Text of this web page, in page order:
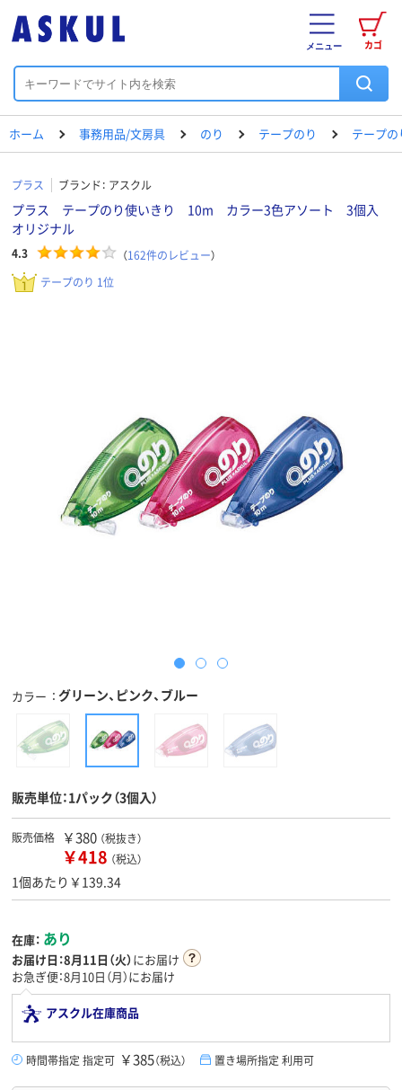
カゴ
メニュー
ホーム 事務用品/文房具 のり テープのり テープの
プラス ブランド： アスクル
プラス テープのり使いきり 10m カラー3色アソート 3個入
オリジナル
4.3 （162件のレビュー）
テープのり 1位
カラー グリーン、ピンク、ブルー
販売単位：1パック（3個入）
販売価格 ￥380 （税抜き）
￥418 （税込）
1個あたり￥139.34
在庫： あり
お届け日：8月11日（火）にお届け
お急ぎ便：8月10日（月）にお届け
アスクル在庫商品
時間帯指定 指定可 ￥385（税込） 置き場所指定 利用可